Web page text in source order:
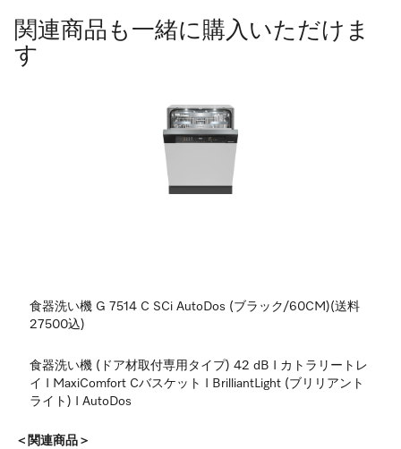
関連商品も一緒に購入いただけま
す
食器洗い機 G 7514 C SCi AutoDos (ブラック/60CM)(送料
27500込)
食器洗い機 (ドア材取付専用タイプ) 42 dB I カトラリートレ
イ I MaxiComfort Cバスケット I BrilliantLight (ブリリアント
ライト) I AutoDos
＜関連商品＞